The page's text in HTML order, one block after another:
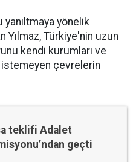
yanıltmaya yönelik
Türkiye'nin uzun
kendi kurumları ve
çevrelerin
teklifi Adalet
geçti